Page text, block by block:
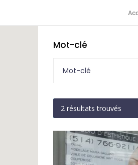
Mot-clé
2 résultats trouvés